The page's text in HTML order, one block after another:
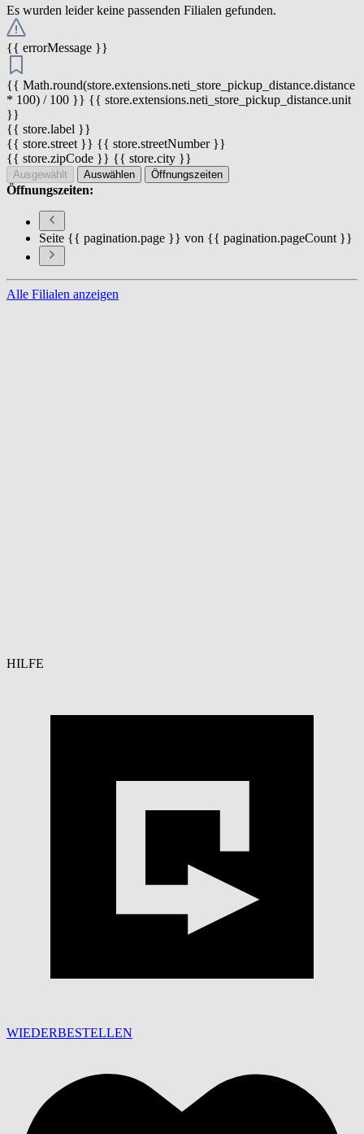
Es wurden leider keine passenden Filialen gefunden.
{{ errorMessage }}
{{ Math.round(store.extensions.neti_store_pickup_distance.distance
* 100) / 100 }} {{ store.extensions.neti_store_pickup_distance.unit
}}
{{ store.label }}
{{ store.street }} {{ store.streetNumber }}
{{ store.zipCode }} {{ store.city }}
Ausgewählt Auswählen Öffnungszeiten
Öffnungszeiten:
Seite {{ pagination.page }} von {{ pagination.pageCount }}
Alle Filialen anzeigen
HILFE
WIEDERBESTELLEN